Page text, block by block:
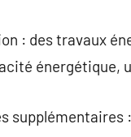
: des travaux
énergétique,